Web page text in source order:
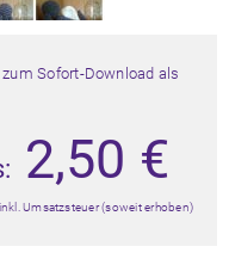
Sofort-Download als
2,50 €
inkl. Umsatzsteuer (soweit erhoben)